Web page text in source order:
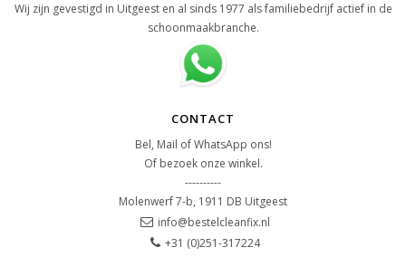
Wij zijn gevestigd in Uitgeest en al sinds 1977 als familiebedrijf actief in de
schoonmaakbranche.
CONTACT
Bel, Mail of WhatsApp ons!
Of bezoek onze winkel.
----------
Molenwerf 7-b, 1911 DB Uitgeest
info@bestelcleanfix.nl
+31 (0)251-317224